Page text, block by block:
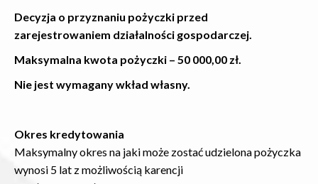
Decyzja o przyznaniu pożyczki przed
zarejestrowaniem działalności gospodarczej.
Maksymalna kwota pożyczki – 50 000,00 zł.
Nie jest wymagany wkład własny.
Okres kredytowania
Maksymalny okres na jaki może zostać udzielona pożyczka
wynosi 5 lat z możliwością karencji